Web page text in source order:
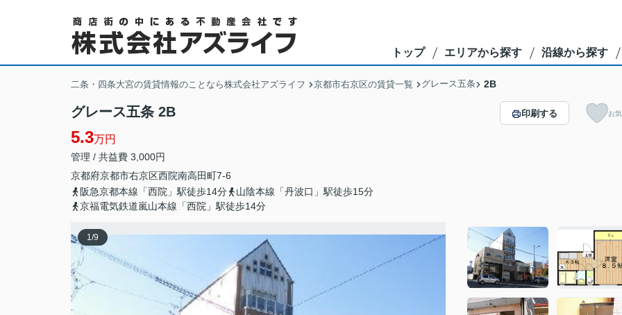
トップ エリアから探す 沿線から探す
二条・四条大宮の賃貸情報のことなら株式会社アズライフ 京都市右京区の賃貸一覧 グレース五条 2B
グレース五条 2B
5.3万円
管理 / 共益費 3,000円
京都府京都市右京区西院南高田町7-6
阪急京都本線「西院」駅徒歩14分
山陰本線「丹波口」駅徒歩15分
京福電気鉄道嵐山本線「西院」駅徒歩14分
印刷する お
1/9